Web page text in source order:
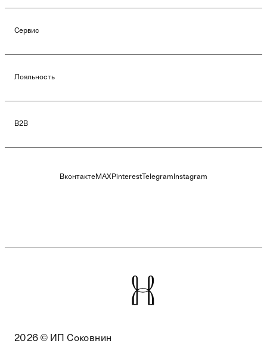
Сервис
Лояльность
B2B
ВконтактеMAXPinterest TelegramInstagram
2026 © ИП Соковнин